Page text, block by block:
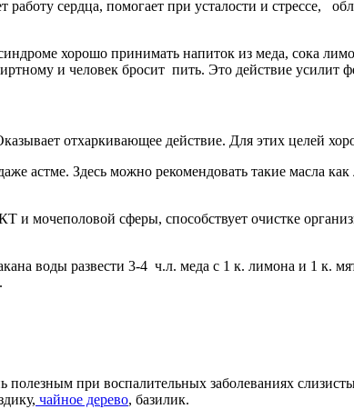
сердца, помогает при усталости и стрессе,
хорошо принимать напиток из меда, сока
и человек бросит пить. Это действие усилит
отхаркивающее действие. Для этих целей
астме. Здесь можно рекомендовать такие масла
мочеполовой сферы, способствует очистке
воды развести 3-4 ч.л. меда с 1 к. лимона и 1 к.
при воспалительных заболеваниях
чайное дерево, базилик.